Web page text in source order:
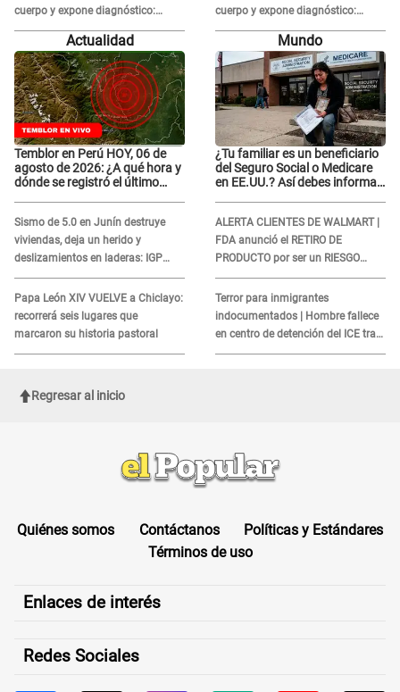
cuerpo y expone diagnóstico:
"Dolores muy fuertes..."
cuerpo y expone diagnóstico:
"Dolores muy fuertes..."
Actualidad
Temblor en Perú HOY, 06 de
agosto de 2026: ¿A qué hora y
dónde se registró el último
Sismo de 5.0 en Junín destruye
viviendas, deja un herido y
deslizamientos en laderas: IGP
alerta sobre posibles réplicas
Papa León XIV VUELVE a Chiclayo:
recorrerá seis lugares que
marcaron su historia pastoral
Mundo
¿Tu familiar es un beneficiario
del Seguro Social o Medicare
en EE.UU.? Así debes informar
ALERTA CLIENTES DE WALMART |
FDA anunció el RETIRO DE
PRODUCTO por ser un RIESGO
MORTAL para consumidores: ¿Cuál
es?
Terror para inmigrantes
indocumentados | Hombre fallece
en centro de detención del ICE tras
sufrir una "emergencia médica"
Regresar al inicio
Quiénes somos Contáctanos
Políticas y Estándares
Términos de uso
Enlaces de interés
Redes Sociales